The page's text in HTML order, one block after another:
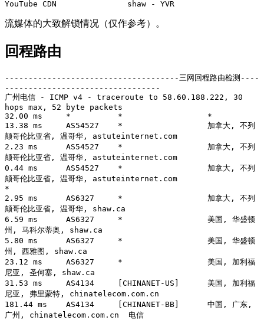
流媒体的大致解锁情况（仅作参考）。
回程路由
-------------------------------------三网回程路由检测----
---------------------------------
广州电信 - ICMP v4 - traceroute to 58.60.188.222, 30
hops max, 52 byte packets
32.00 ms     *          *                  *
13.38 ms     AS54527    *                  加拿大, 不列
颠哥伦比亚省, 温哥华, astuteinternet.com
2.23 ms      AS54527    *                  加拿大, 不列
颠哥伦比亚省, 温哥华, astuteinternet.com
0.44 ms      AS54527    *                  加拿大, 不列
颠哥伦比亚省, 温哥华, astuteinternet.com
*
2.95 ms      AS6327     *                  加拿大, 不列
颠哥伦比亚省, 温哥华, shaw.ca
6.59 ms      AS6327     *                  美国, 华盛顿
州, 马科尔蒂奥, shaw.ca
5.80 ms      AS6327     *                  美国, 华盛顿
州, 西雅图, shaw.ca
23.12 ms     AS6327     *                  美国, 加利福
尼亚, 圣何塞, shaw.ca
31.53 ms     AS4134     [CHINANET-US]      美国, 加利福
尼亚, 弗里蒙特, chinatelecom.com.cn
181.44 ms    AS4134     [CHINANET-BB]      中国, 广东,
广州, chinatelecom.com.cn  电信